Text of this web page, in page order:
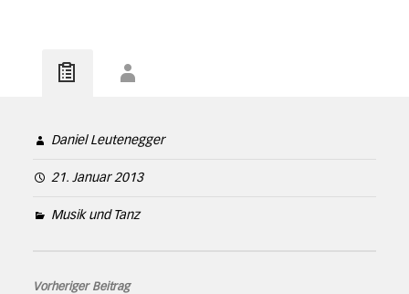
Daniel Leutenegger
21. Januar 2013
Musik und Tanz
Vorheriger Beitrag